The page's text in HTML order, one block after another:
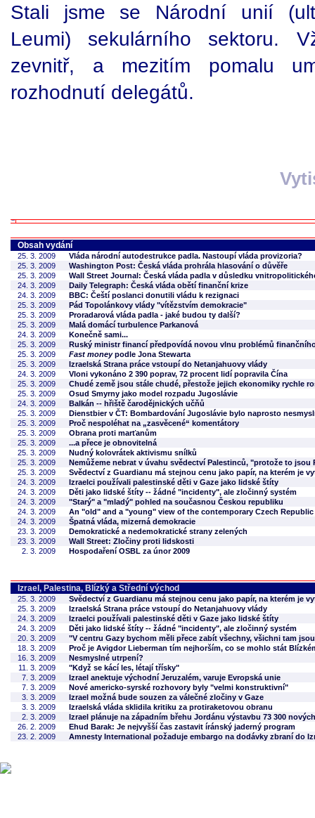
Stali jsme se Národní unií
Leumi) sekulárního sektoru.
zevnitř, a mezitím pomalu
rozhodnutí delegátů.
Obsah vydání
25. 3. 2009
Vláda národní autodestrukce padla. Nastoupí vláda provizoria?
25. 3. 2009
Washington Post: Česká vláda prohrála hlasování o důvěře
25. 3. 2009
Wall Street Journal: Česká vláda padla v důsledku
24. 3. 2009
Daily Telegraph: Česká vláda obětí finanční krize
24. 3. 2009
BBC: Čeští poslanci donutili vládu k rezignaci
25. 3. 2009
Pád Topolánkovy vlády "vítězstvím demokracie"
25. 3. 2009
Proradarová vláda padla - jaké budou ty další?
25. 3. 2009
Malá domácí turbulence Parkanová
24. 3. 2009
Konečně sami...
25. 3. 2009
Ruský ministr financí předpovídá novou vlnu problémů
25. 3. 2009
Fast moneypodle Jona Stewarta
25. 3. 2009
Izraelská Strana práce vstoupí do Netanjahuovy vlády
24. 3. 2009
Vloni vykonáno 2 390 poprav, 72 procent lidí popravila Čína
25. 3. 2009
Chudé země jsou stále chudé, přestože jejich ekonomiky rychle
25. 3. 2009
Osud Smyrny jako model rozpadu Jugoslávie
24. 3. 2009
Balkán -- hřiště čarodějnických učňů
25. 3. 2009
Dienstbier v ČT: Bombardování Jugoslávie bylo naprosto
25. 3. 2009
Proč nespoléhat na „zasvěcené“ komentátory
25. 3. 2009
Obrana proti marťanům
25. 3. 2009
...a přece je obnovitelná
25. 3. 2009
Nudný kolovrátek aktivismu snílků
25. 3. 2009
Nemůžeme nebrat v úvahu svědectví Palestinců, "protože to jsou
25. 3. 2009
Svědectví z Guardianu má stejnou cenu jako papír, na kterém je
24. 3. 2009
Izraelci používali palestinské děti v Gaze jako lidské štíty
24. 3. 2009
Děti jako lidské štíty -- žádné "incidenty", ale zločinný systém
24. 3. 2009
"Starý" a "mladý" pohled na současnou Českou republiku
24. 3. 2009
An "old" and a "young" view of the contemporary Czech Republic
24. 3. 2009
Špatná vláda, mizerná demokracie
23. 3. 2009
Demokratické a nedemokratické strany zelených
23. 3. 2009
Wall Street: Zločiny proti lidskosti
2. 3. 2009
Hospodaření OSBL za únor 2009
Izrael, Palestina, Blízký a Střední východ
25. 3. 2009
Svědectví z Guardianu má stejnou cenu jako papír, na kterém je
25. 3. 2009
Izraelská Strana práce vstoupí do Netanjahuovy vlády
24. 3. 2009
Izraelci používali palestinské děti v Gaze jako lidské štíty
24. 3. 2009
Děti jako lidské štíty -- žádné "incidenty", ale zločinný systém
20. 3. 2009
"V centru Gazy bychom měli přece zabít všechny, všichni tam
18. 3. 2009
Proč je Avigdor Lieberman tím nejhorším, co se mohlo stát
16. 3. 2009
Nesmyslné utrpení?
11. 3. 2009
"Když se kácí les, létají třísky"
7. 3. 2009
Izrael anektuje východní Jeruzalém, varuje Evropská unie
7. 3. 2009
Nové americko-syrské rozhovory byly "velmi konstruktivní"
3. 3. 2009
Izrael možná bude souzen za válečné zločiny v Gaze
3. 3. 2009
Izraelská vláda sklidila kritiku za protiraketovou obranu
2. 3. 2009
Izrael plánuje na západním břehu Jordánu výstavbu 73 300
26. 2. 2009
Ehud Barak: Je nejvyšší čas zastavit íránský jaderný program
23. 2. 2009
Amnesty International požaduje embargo na dodávky zbraní do